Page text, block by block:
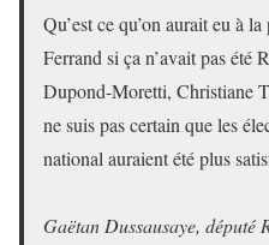
Qu’est ce qu’on aurait eu à
Ferrand si ça n’avait pas été
Dupond-Moretti, Christiane
ne suis pas certain que les
national auraient été plus
Gaëtan Dussausaye, député